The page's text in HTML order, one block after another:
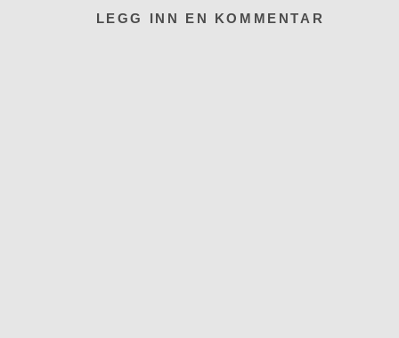
LEGG INN EN KOMMENTAR